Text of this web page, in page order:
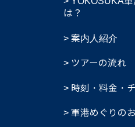
は？
案内人紹介
ツアーの流れ
時刻・料金・
軍港めぐりの